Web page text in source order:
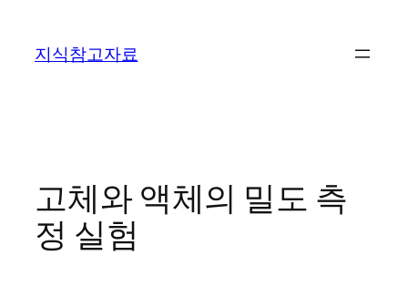
지식참고자료
고체와 액체의 밀도 측
정 실험